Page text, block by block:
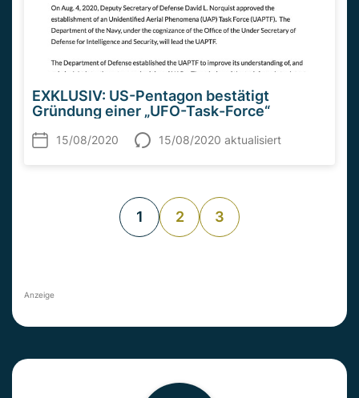
EXKLUSIV: US-Pentagon bestätigt
Gründung einer „UFO-Task-Force“
15/08/2020 15/08/2020 aktualisiert
1 2 3
Anzeige